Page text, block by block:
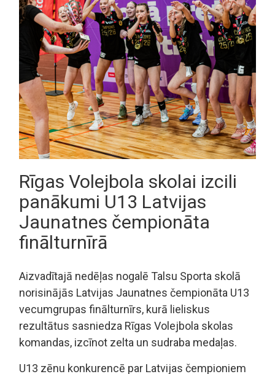
Rīgas Volejbola skolai izcili
panākumi U13 Latvijas
Jaunatnes čempionāta
finālturnīrā
Aizvadītajā nedēļas nogalē Talsu Sporta skolā
norisinājās Latvijas Jaunatnes čempionāta U13
vecumgrupas finālturnīrs, kurā lieliskus
rezultātus sasniedza Rīgas Volejbola skolas
komandas, izcīnot zelta un sudraba medaļas.
U13 zēnu konkurencē par Latvijas čempioniem